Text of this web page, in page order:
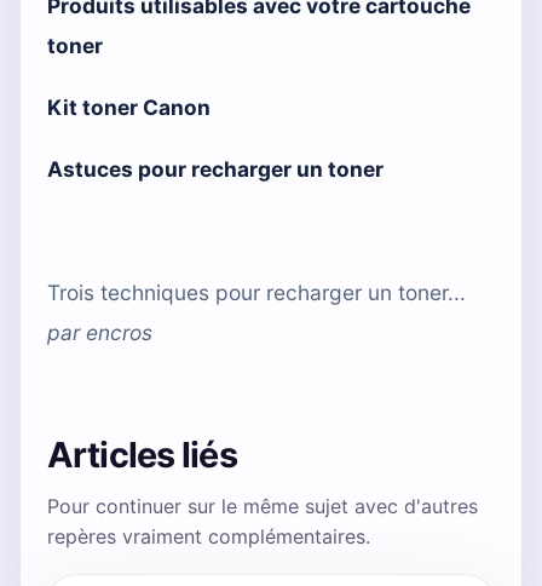
Produits utilisables avec votre cartouche
toner
Kit toner Canon
Astuces pour recharger un toner
Trois techniques pour recharger un toner...
parencros
Articles liés
Pour continuer sur le même sujet avec d'autres
repères vraiment complémentaires.